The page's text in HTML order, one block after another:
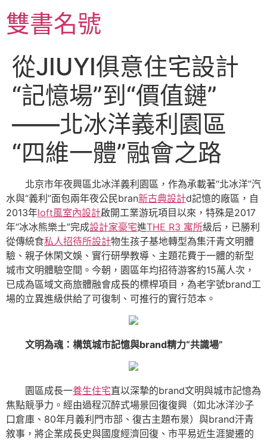
至
主雙書名號
從JIUYI俱意住宅設計
“記憶場”到“價值鏈”
——北冰洋義利園區
“四維一體”融會之路
北京市年夜興區北冰洋義利園區，作為承載著“北冰洋”汽
水與“義利”面包兩年夜公民bran新古典設計d記憶的廠區，自
2013年loft風室內設計啟開工業游玩項目以來，特殊是2017
年“冰冰熊樂土”完成設計家豪宅進THE R3 寓所級后，已勝利
從傳統食私人招待所設計物生孩子基地轉型為集汗青文明體
驗、親子休閑文娛、實行研學教導、主題花費于一體的新型
城市文明體驗空間。今朝，園區年均招待游客約15萬人次，
已成為區域文商旅體融會成長的標桿項目，為老字號brand工
場的立異進級供給了可復制、可推行的實行范本。
文明為魂：構筑城市記憶與brand精力“共識場”
園區成長一養生住宅直以深摯的brand文明與城市記憶為
焦點競爭力。經由過程沉醉式場景回復復興（如北冰洋沙子
口倉庫、80年月義利門市部、復古主題布景）與brand汗青
敘事，將企業成長史與國度經濟回復、市平易近生涯變遷的